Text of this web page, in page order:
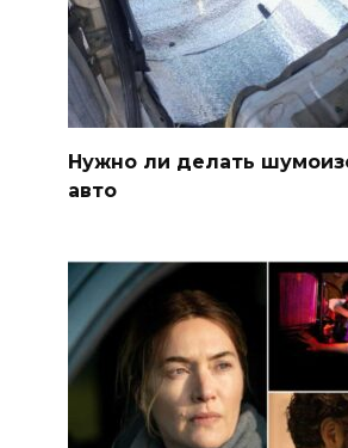
Нужно ли делать
авто